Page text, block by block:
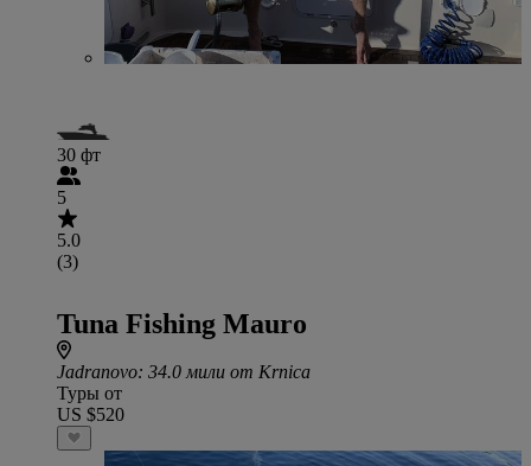
30 фт
5
5.0
(3)
Tuna Fishing Mauro
Jadranovo: 34.0 мили от Krnica
Туры от
US $520